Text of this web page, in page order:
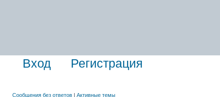
Вход Регистрация
Сообщения без ответов | Активные темы